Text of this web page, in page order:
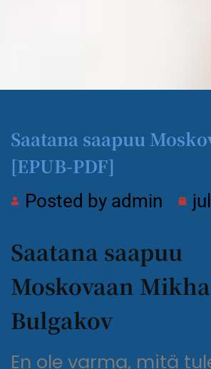
Saatana saapuu
[EPUB-PDF]
Posted by admin
Saatana saapuu
Moskovaan
Bulgakov
En ole varma, mitä